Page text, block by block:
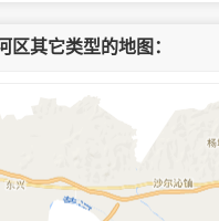
区其它类型的地图：